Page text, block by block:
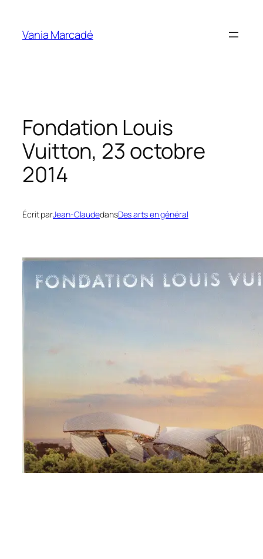
contenu
Vania Marcadé
Fondation Louis
Vuitton, 23 octobre
2014
Écrit parJean-ClaudedansDes arts en général